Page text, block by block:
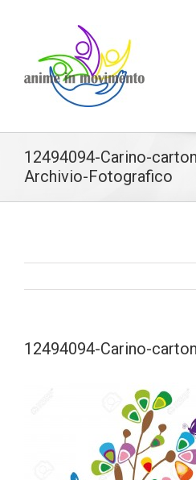
12494094-Carino-
Archivio-Fotografico
12494094-Carino-